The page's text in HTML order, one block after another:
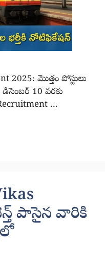
2025: మొత్తం పోస్టులు
డిసెంబర్ 10 వరకు
…
పాసైన వారికి